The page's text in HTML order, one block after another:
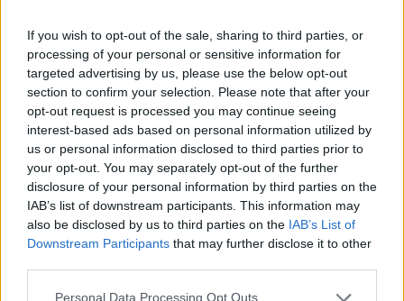
If you wish to opt-out of the sale, sharing to third parties, or
processing of your personal or sensitive information for
targeted advertising by us, please use the below opt-out
section to confirm your selection. Please note that after your
opt-out request is processed you may continue seeing
interest-based ads based on personal information utilized by
us or personal information disclosed to third parties prior to
your opt-out. You may separately opt-out of the further
disclosure of your personal information by third parties on the
IAB’s list of downstream participants. This information may
also be disclosed by us to third parties on the IAB’s List of
Downstream Participants that may further disclose it to other
Personal Data Processing Opt Outs
A napirenden hét javaslat általános vitája szerepel, melyek között
előkerül a Diákváros kérdése is.
Felsőoktatás
Eduline/MTI
Folytatódik a számháború a Fudan Egyetem és a
Diákváros vitájában
az építésre szánt területek nagyságai.